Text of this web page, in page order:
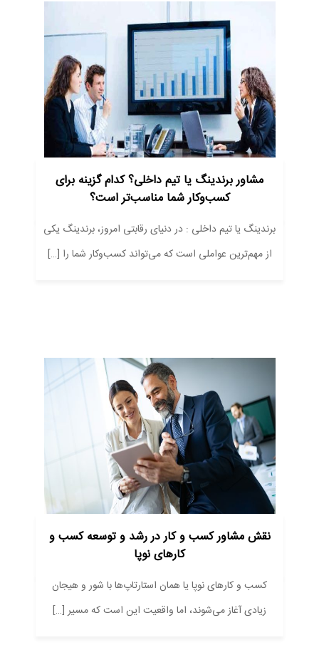
مشاور برندینگ یا تیم داخلی؟ کدام گزینه برای
کسب‌وکار شما مناسب‌تر است؟
برندینگ یا تیم داخلی : در دنیای رقابتی امروز، برندینگ یکی
از مهم‌ترین عواملی است که می‌تواند کسب‌وکار شما را […]
نقش مشاور کسب‌ و کار در رشد و توسعه کسب‌ و
کارهای نوپا
کسب‌ و کارهای نوپا یا همان استارتاپ‌ها با شور و هیجان
زیادی آغاز می‌شوند، اما واقعیت این است که مسیر […]